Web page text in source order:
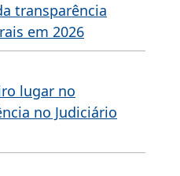
transparência
em 2026
lugar no
no Judiciário